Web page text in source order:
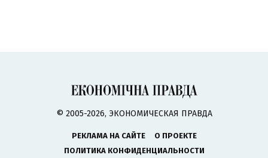
© 2005-2026, ЭКОНОМИЧЕСКАЯ ПРАВДА
РЕКЛАМА НА САЙТЕ
О ПРОЕКТЕ
ПОЛИТИКА КОНФИДЕНЦИАЛЬНОСТИ